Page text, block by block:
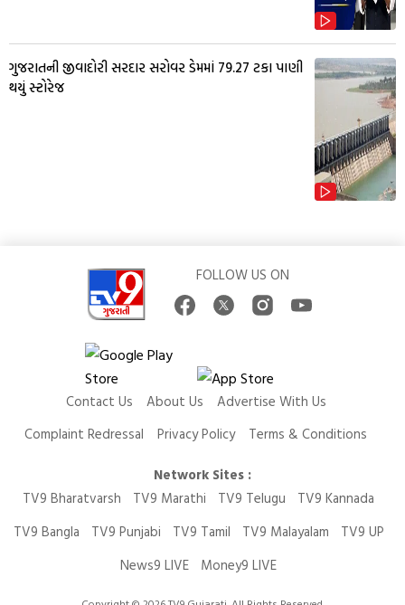
ગુજરાતની જીવાદોરી સરદાર સરોવર ડેમમાં 79.27 ટકા પાણી
થયું સ્ટોરેજ
FOLLOW US ON
Contact Us About Us
Advertise With Us
Complaint Redressal
Privacy Policy
Terms & Conditions
Network Sites :
TV9 Bharatvarsh
TV9 Marathi TV9 Telugu
TV9 Kannada
TV9 Bangla
TV9 Punjabi TV9 Tamil TV9 Malayalam
TV9 UP
News9 LIVE
Money9 LIVE